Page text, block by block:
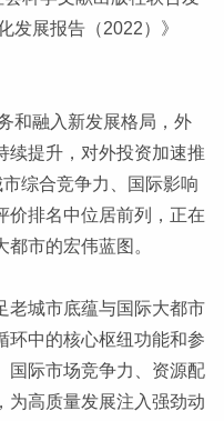
发展报告（2022）》
和融入新发展格局，外
续提升，对外投资加速推
综合竞争力、国际影响
价排名中位居前列，正在
市的宏伟蓝图。
老城市底蕴与国际大都市
环中的核心枢纽功能和参
国际市场竞争力、资源配
为高质量发展注入强劲动